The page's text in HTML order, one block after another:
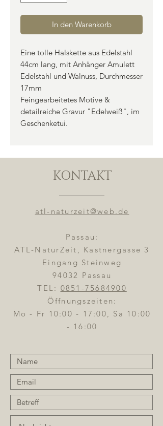
In den Warenkorb
Eine tolle Halskette aus Edelstahl
44cm lang, mit Anhänger Amulett
Edelstahl und Walnuss, Durchmesser
17mm
Feingearbeitetes Motive &
detailreiche Gravur "Edelweiß", im
Geschenketui.
KONTAKT
atl-naturzeit@web.de
Passau:
ATL-NaturZeit, Kastnergasse 3
Eingang Steinweg
94032 Passau
TEL: 0851-75684900
Öffnungszeiten:
Mo - Fr 10:00 - 17:00, Sa 10:00
- 16:00